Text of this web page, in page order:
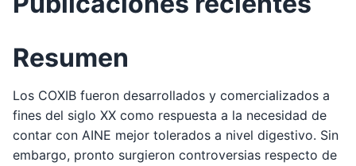
Resumen
Los COXIB fueron desarrollados y comercializados a
fines del siglo XX como respuesta a la necesidad de
contar con AINE mejor tolerados a nivel digestivo. Sin
embargo, pronto surgieron controversias respecto de